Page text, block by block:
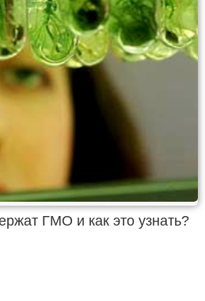
ГМО и как это узнать?